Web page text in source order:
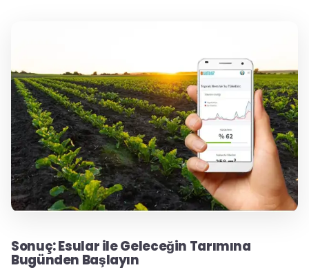
Sonuç: Esular ile Geleceğin Tarımına
Bugünden Başlayın